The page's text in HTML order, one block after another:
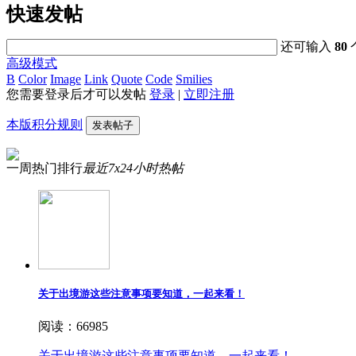
快速发帖
还可输入80
高级模式
B Color Image Link Quote Code Smilies
您需要登录后才可以发帖 登录 | 立即注册
本版积分规则 发表帖子
一周热门排行最近7x24小时热帖
关于出境游这些注意事项要知道，一起来看！
阅读：66985